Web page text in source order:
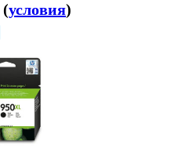
(условия)